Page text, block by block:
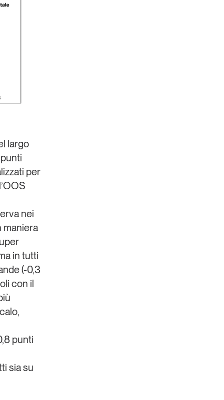
largo
per
nei
maniera
in tutti
(-0,3
con il
punti
sia su